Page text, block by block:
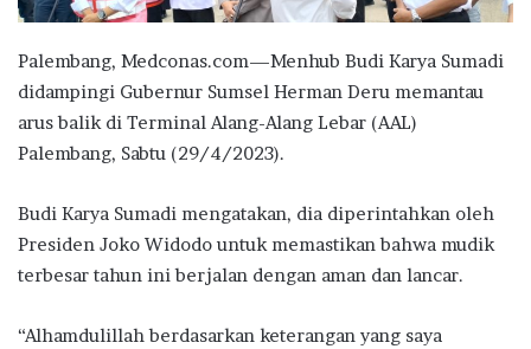
Palembang, Medconas.com—Menhub Budi Karya Sumadi
didampingi Gubernur Sumsel Herman Deru memantau
arus balik di Terminal Alang-Alang Lebar (AAL)
Palembang, Sabtu (29/4/2023).
Budi Karya Sumadi mengatakan, dia diperintahkan oleh
Presiden Joko Widodo untuk memastikan bahwa mudik
terbesar tahun ini berjalan dengan aman dan lancar.
“Alhamdulillah berdasarkan keterangan yang saya